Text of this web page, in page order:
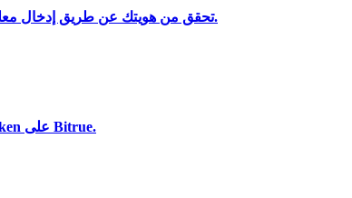
تحليل البيانات الضخمة بما في ذلك المعلومات التجارية، وما إلى ذلك. تحقق من هويتك عن طريق إدخال معلوماتك الشخصية وتحميل بطاقة هوية صالحة تحتوي على صورة.
استخدم مجموعة متنوعة من خيارات الدفع لشراء OG Fan Token على Bitrue.